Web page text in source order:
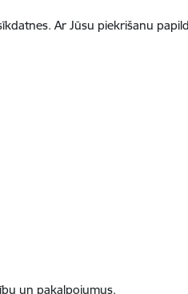
Ar Jūsu piekrišanu
un pakalpojumus.